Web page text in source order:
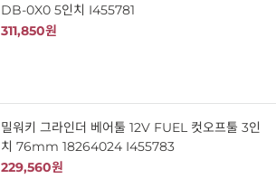
DB-0X0 5인치 I455781
311,850원
밀워키 그라인더 베어툴 12V FUEL 컷오프툴 3인
치 76mm 18264024 I455783
229,560원